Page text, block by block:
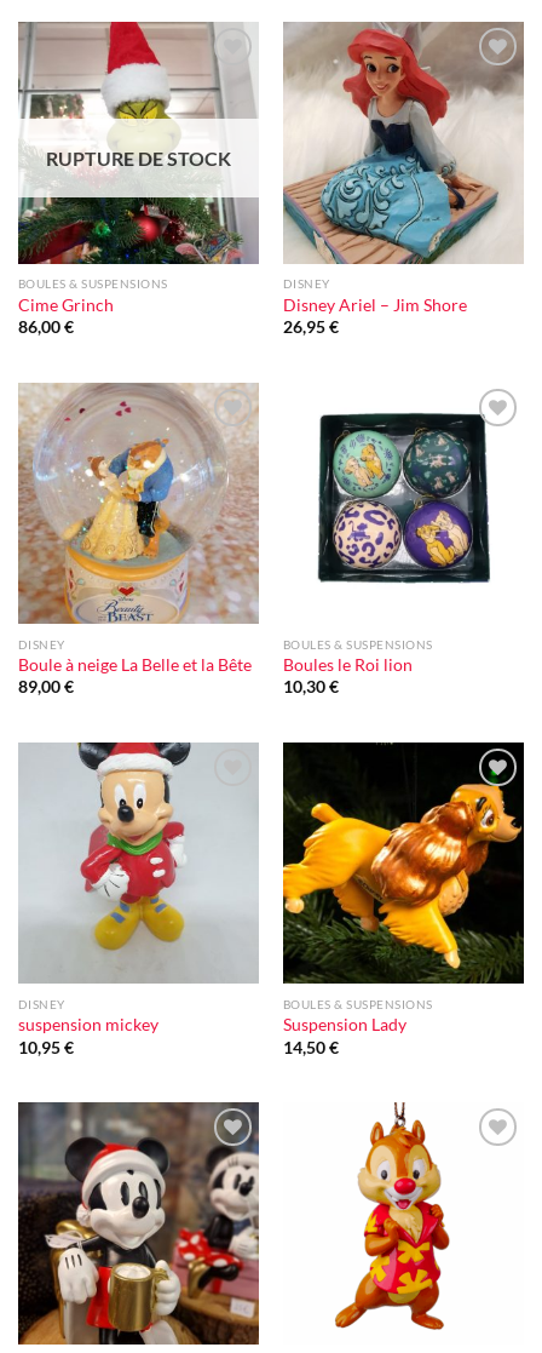
Ajouter
à la liste
d'envie
RUPTURE DE STOCK
BOULES & SUSPENSIONS
Cime Grinch
86,00€
Ajouter
à la liste
DISNEY
Disney Ariel – Jim Shore
26,95€
Ajouter
à la liste
d'envie
DISNEY
Boule à neige La Belle et la Bête
89,00€
Ajouter
à la liste
d'envie
BOULES & SUSPENSIONS
Boules le Roi lion
10,30€
DISNEY
suspension mickey
10,95€
Ajouter
à la liste
d'envie
BOULES & SUSPENSIONS
Suspension Lady
14,50€
Ajouter
à la liste
d'envie